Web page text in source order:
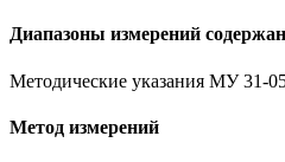
Диапазоны измерений
Методические указания МУ 31-
Метод измерений